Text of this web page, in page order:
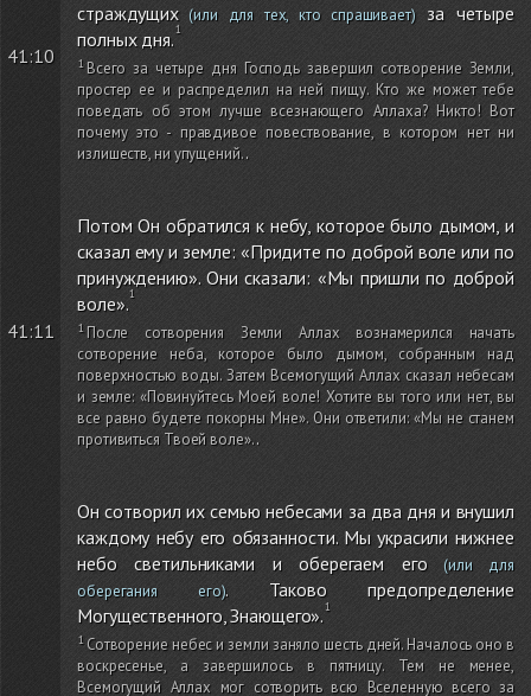
41:10
страждущих(или для тех, кто спрашивает)за четыре
полных дня.
Всего за четыре дня Господь завершил сотворение Земли,
простер ее и распределил на ней пищу. Кто же может тебе
поведать об этом лучше всезнающего Аллаха? Никто! Вот
почему это - правдивое повествование, в котором нет ни
излишеств, ни упущений..
41:11
Потом Он обратился к небу, которое было дымом, и
сказал ему и земле: «Придите по доброй воле или по
принуждению». Они сказали: «Мы пришли по доброй
воле».
После сотворения Земли Аллах вознамерился начать
сотворение неба, которое было дымом, собранным над
поверхностью воды. Затем Всемогущий Аллах сказал небесам
и земле: «Повинуйтесь Моей воле! Хотите вы того или нет, вы
все равно будете покорны Мне». Они ответили: «Мы не станем
противиться Твоей воле»..
Он сотворил их семью небесами за два дня и внушил
каждому небу его обязанности. Мы украсили нижнее
небо светильниками и оберегаем его(или для
оберегания его). Таково предопределение
Могущественного, Знающего».
Сотворение небес и земли заняло шесть дней. Началось оно в
воскресенье, а завершилось в пятницу. Тем не менее,
Всемогущий Аллах мог сотворить всю Вселенную всего за